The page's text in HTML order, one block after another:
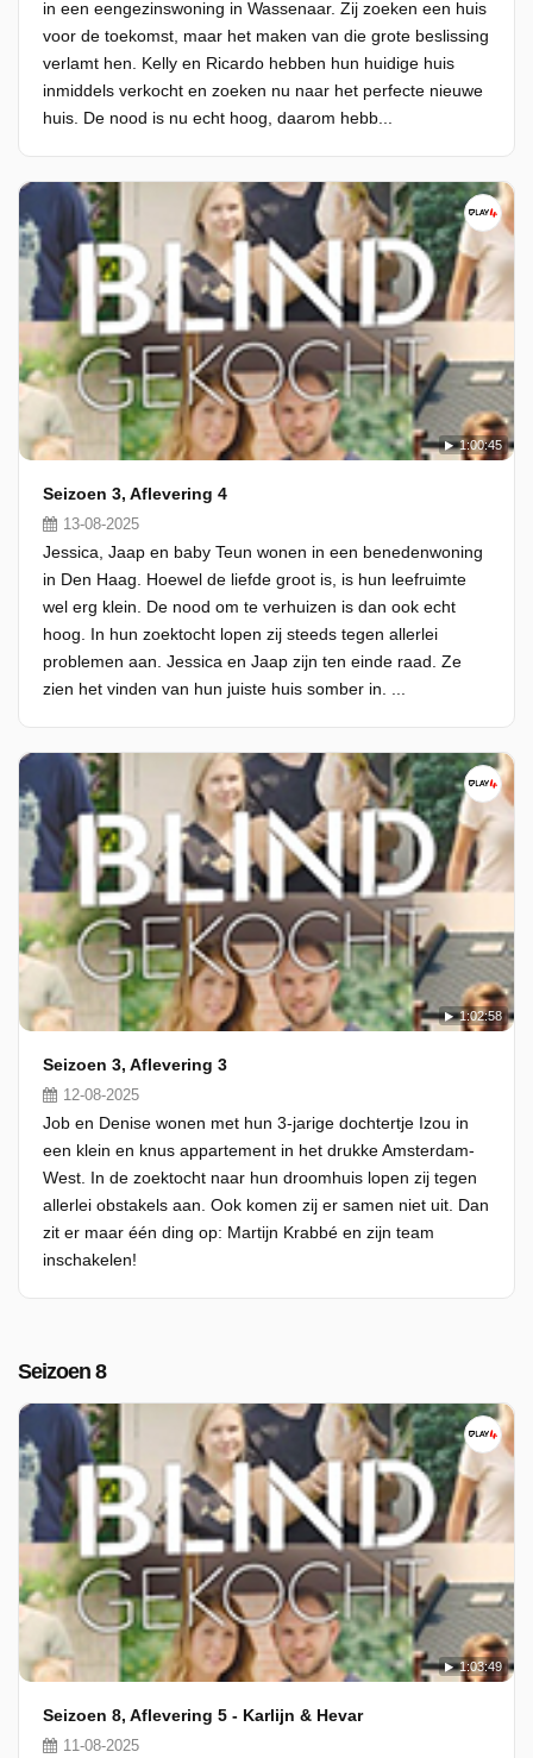
in een eengezinswoning in Wassenaar. Zij zoeken een huis
voor de toekomst, maar het maken van die grote beslissing
verlamt hen. Kelly en Ricardo hebben hun huidige huis
inmiddels verkocht en zoeken nu naar het perfecte nieuwe
huis. De nood is nu echt hoog, daarom hebb...
1:00:45
Seizoen 3, Aflevering 4
13-08-2025
Jessica, Jaap en baby Teun wonen in een benedenwoning
in Den Haag. Hoewel de liefde groot is, is hun leefruimte
wel erg klein. De nood om te verhuizen is dan ook echt
hoog. In hun zoektocht lopen zij steeds tegen allerlei
problemen aan. Jessica en Jaap zijn ten einde raad. Ze
zien het vinden van hun juiste huis somber in. ...
1:02:58
Seizoen 3, Aflevering 3
12-08-2025
Job en Denise wonen met hun 3-jarige dochtertje Izou in
een klein en knus appartement in het drukke Amsterdam-
West. In de zoektocht naar hun droomhuis lopen zij tegen
allerlei obstakels aan. Ook komen zij er samen niet uit. Dan
zit er maar één ding op: Martijn Krabbé en zijn team
inschakelen!
Seizoen 8
1:03:49
Seizoen 8, Aflevering 5 - Karlijn & Hevar
11-08-2025